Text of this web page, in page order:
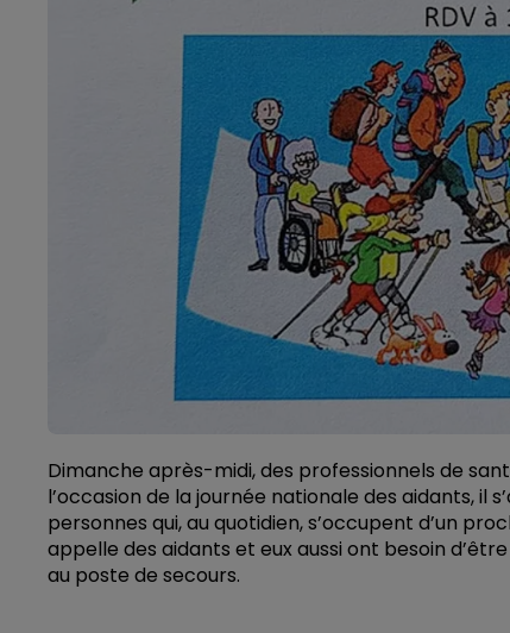
Dimanche après-midi, des professionnels de
l’occasion de la journée nationale des aidants, il
personnes qui, au quotidien, s’occupent d’un
appelle des aidants et eux aussi ont besoin
au poste de secours.